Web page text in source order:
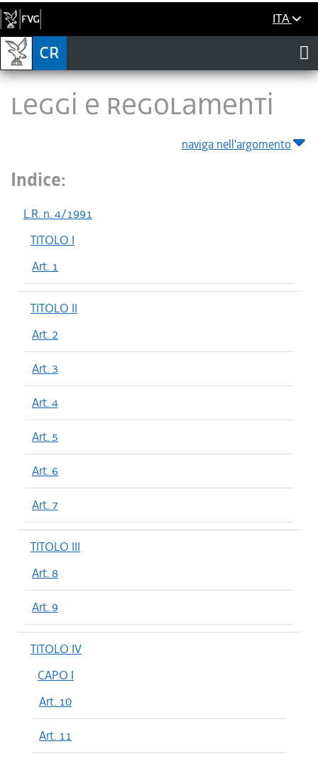
ITA
LEGGI E REGOLAMENTI
naviga nell'argomento
Indice:
L.R. n. 4/1991
TITOLO I
Art. 1
TITOLO II
Art. 2
Art. 3
Art. 4
Art. 5
Art. 6
Art. 7
TITOLO III
Art. 8
Art. 9
TITOLO IV
CAPO I
Art. 10
Art. 11